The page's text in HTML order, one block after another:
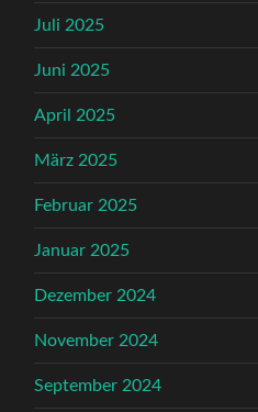
Juli 2025
Juni 2025
April 2025
März 2025
Februar 2025
Januar 2025
Dezember 2024
November 2024
September 2024